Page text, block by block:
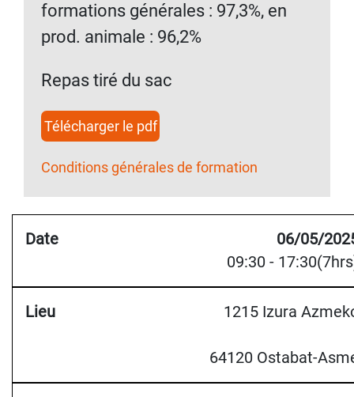
formations générales : 97,3%, en
prod. animale : 96,2%
Repas tiré du sac
Télécharger le pdf
Conditions générales de formation
06/05/
09:30 -
1215 Izura
64120 Ostabat-